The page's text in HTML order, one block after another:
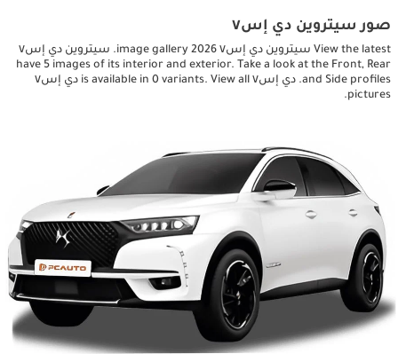
صور سيتروين دي إس٧
View the latest سيتروين دي إس٧ 2026 image gallery. سيتروين دي إس٧
have 5 images of its interior and exterior. Take a look at the Front, Rear
and Side profiles. دي إس٧ is available in 0 variants. View all دي إس٧
pictures.